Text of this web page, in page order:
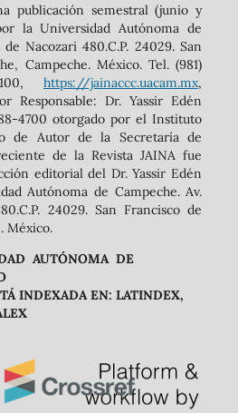
publicación semestral (junio y
la Universidad Autónoma de
Nacozari 480.C.P. 24029. San
Campeche. México. Tel. (981)
https://jainaccc.uacam.mx,
Responsable: Dr. Yassir Edén
4700 otorgado por el Instituto
de Autor de la Secretaría de
de la Revista JAINA fue
editorial del Dr. Yassir Edén
Autónoma de Campeche. Av.
24029. San Francisco de
México.
AUTÓNOMA DE
INDEXADA EN: LATINDEX,